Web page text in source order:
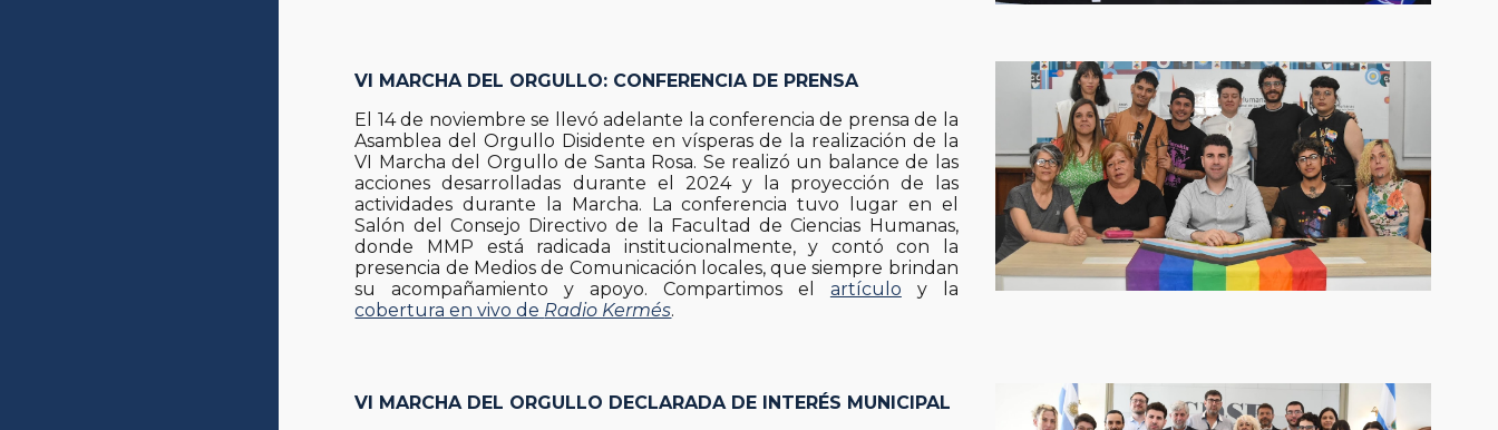
VI MARCHA DEL ORGULLO: CONFERENCIA DE PRENSA
El 14 de noviembre se llevó adelante la conferencia de prensa de la
Asamblea del Orgullo Disidente en vísperas de la realización de la
VI Marcha del Orgullo de Santa Rosa. Se realizó un balance de las
acciones desarrolladas durante el 2024 y la proyección de las
actividades durante la Marcha. La conferencia tuvo lugar en el
Salón del Consejo Directivo de la Facultad de Ciencias Humanas,
donde MMP está radicada institucionalmente, y contó con la
presencia de Medios de Comunicación locales, que siempre brindan
su acompañamiento y apoyo. Compartimos el artículo y la
cobertura en vivo de Radio Kermés.
VI MARCHA DEL ORGULLO DECLARADA DE INTERÉS MUNICIPAL